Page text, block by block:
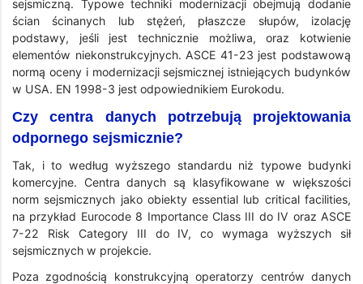
sejsmiczną. Typowe techniki modernizacji obejmują dodanie
ścian ścinanych lub stężeń, płaszcze słupów, izolację
podstawy, jeśli jest technicznie możliwa, oraz kotwienie
elementów niekonstrukcyjnych. ASCE 41-23 jest podstawową
normą oceny i modernizacji sejsmicznej istniejących budynków
w USA. EN 1998-3 jest odpowiednikiem Eurokodu.
Czy centra danych potrzebują projektowania
odpornego sejsmicznie?
Tak, i to według wyższego standardu niż typowe budynki
komercyjne. Centra danych są klasyfikowane w większości
norm sejsmicznych jako obiekty essential lub critical facilities,
na przykład Eurocode 8 Importance Class III do IV oraz ASCE
7-22 Risk Category III do IV, co wymaga wyższych sił
sejsmicznych w projekcie.
Poza zgodnością konstrukcyjną operatorzy centrów danych